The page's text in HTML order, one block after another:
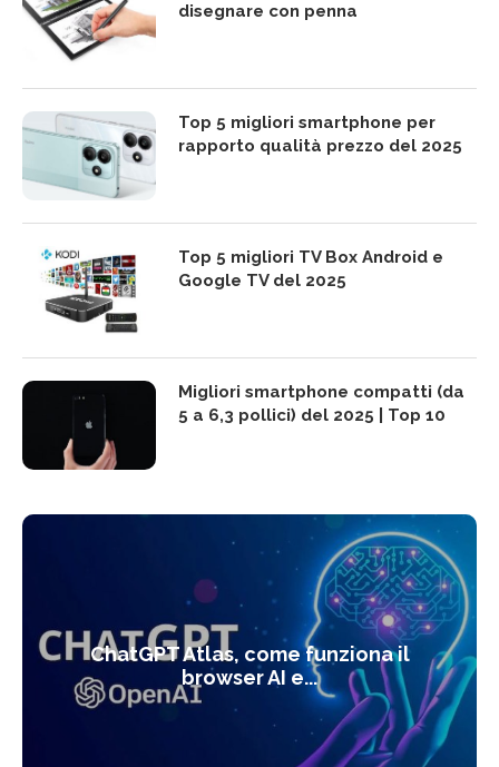
disegnare con penna
Top 5 migliori smartphone per
rapporto qualità prezzo del 2025
Top 5 migliori TV Box Android e
Google TV del 2025
Migliori smartphone compatti (da
5 a 6,3 pollici) del 2025 | Top 10
ChatGPT Atlas, come funziona il
browser AI e...